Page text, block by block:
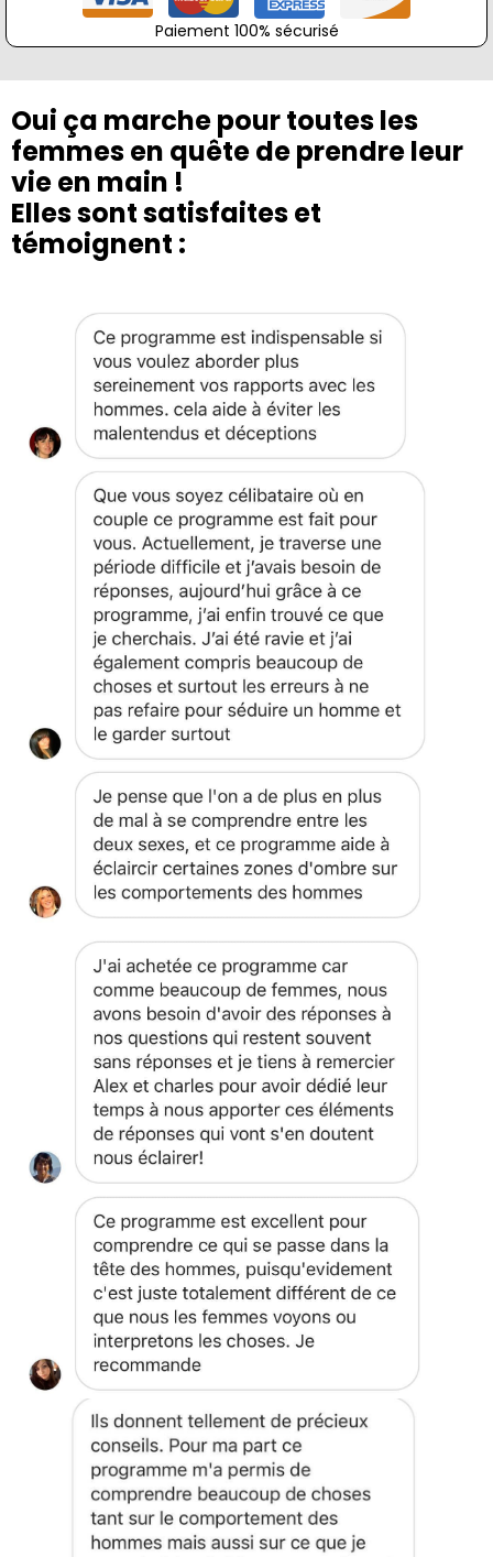
Paiement 100% sécurisé
Oui ça marche pour toutes les
femmes en quête de prendre leur
vie en main !
Elles sont satisfaites et
témoignent :